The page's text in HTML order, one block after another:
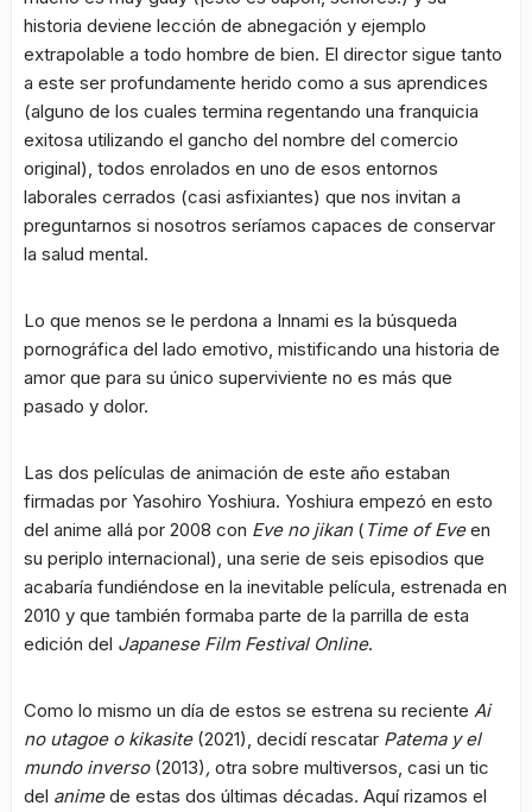
historia deviene lección de abnegación y ejemplo
extrapolable a todo hombre de bien. El director sigue tanto
a este ser profundamente herido como a sus aprendices
(alguno de los cuales termina regentando una franquicia
exitosa utilizando el gancho del nombre del comercio
original), todos enrolados en uno de esos entornos
laborales cerrados (casi asfixiantes) que nos invitan a
preguntarnos si nosotros seríamos capaces de conservar
la salud mental.
Lo que menos se le perdona a Innami es la búsqueda
pornográfica del lado emotivo, mistificando una historia de
amor que para su único superviviente no es más que
pasado y dolor.
Las dos películas de animación de este año estaban
firmadas por Yasohiro Yoshiura. Yoshiura empezó en esto
del anime allá por 2008 con Eve no jikan( Time of Eveen
su periplo internacional), una serie de seis episodios que
acabaría fundiéndose en la inevitable película, estrenada en
2010 y que también formaba parte de la parrilla de esta
edición del Japanese Film Festival Online.
Como lo mismo un día de estos se estrena su reciente Ai
no utagoe o kikasite(2021), decidí rescatar Patema y el
mundo inverso (2013), otra sobre multiversos, casi un tic
del animede estas dos últimas décadas. Aquí rizamos el